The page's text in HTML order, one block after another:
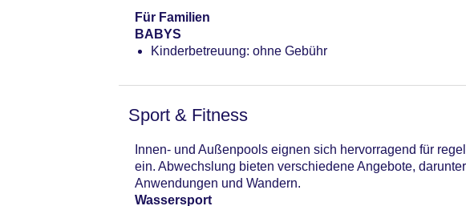
Für Familien
BABYS
Kinderbetreuung: ohne Gebühr
Sport & Fitness
Innen- und Außenpools eignen sich hervorragend für
ein. Abwechslung bieten verschiedene Angebote,
Anwendungen und Wandern.
Wassersport